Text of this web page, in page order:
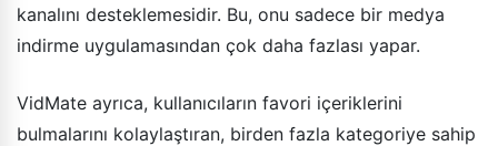
kanalını desteklemesidir. Bu, onu sadece bir medya
indirme uygulamasından çok daha fazlası yapar.
VidMate ayrıca, kullanıcıların favori içeriklerini
bulmalarını kolaylaştıran, birden fazla kategoriye sahip